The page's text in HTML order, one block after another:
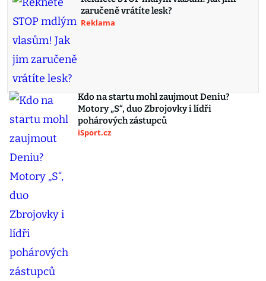
zaručeně vrátíte lesk?
Reklama
Kdo na startu mohl zaujmout Deniu?
Motory „S“, duo Zbrojovky i lídři
pohárových zástupců
iSport.cz